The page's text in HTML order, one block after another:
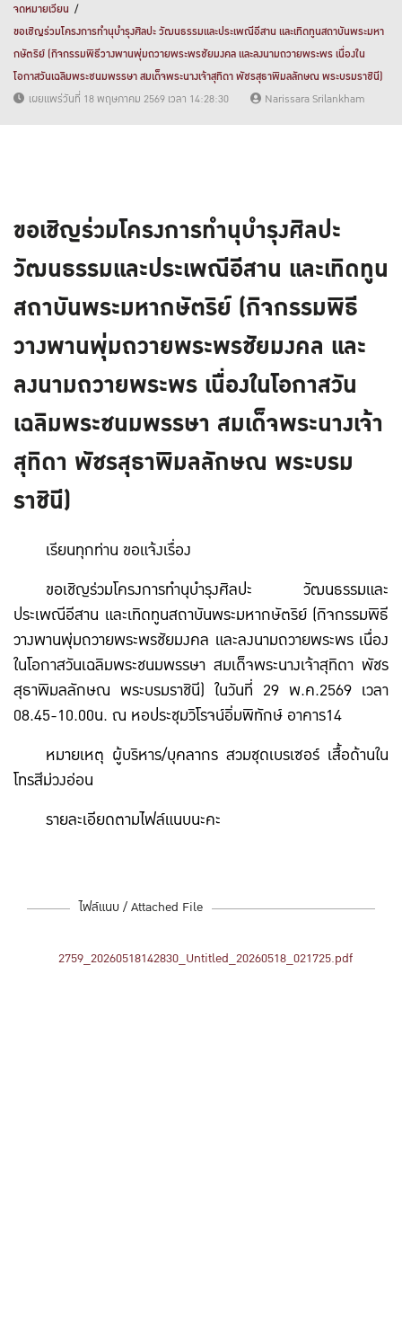
จดหมายเวียน
ขอเชิญร่วมโครงการทำนุบำรุงศิลปะ วัฒนธรรมและประเพณีอีสาน และเทิดทูนสถาบันพระมหา
กษัตริย์ (กิจกรรมพิธีวางพานพุ่มถวายพระพรชัยมงคล และลงนามถวายพระพร เนื่องใน
โอกาสวันเฉลิมพระชนมพรรษา สมเด็จพระนางเจ้าสุทิดา พัชรสุธาพิมลลักษณ พระบรมราชินี)
เผยแพร่วันที่ 18 พฤษภาคม 2569 เวลา 14:28:30
Narissara Srilankham
ขอเชิญร่วมโครงการทำนุบำรุงศิลปะ
วัฒนธรรมและประเพณีอีสาน และเทิดทูน
สถาบันพระมหากษัตริย์ (กิจกรรมพิธี
วางพานพุ่มถวายพระพรชัยมงคล และ
ลงนามถวายพระพร เนื่องในโอกาสวัน
เฉลิมพระชนมพรรษา สมเด็จพระนางเจ้า
สุทิดา พัชรสุธาพิมลลักษณ พระบรม
ราชินี)
เรียนทุกท่าน ขอแจ้งเรื่อง
ขอเชิญร่วมโครงการทำนุบำรุงศิลปะ วัฒนธรรมและ
ประเพณีอีสาน และเทิดทูนสถาบันพระมหากษัตริย์ (กิจกรรมพิธี
วางพานพุ่มถวายพระพรชัยมงคล และลงนามถวายพระพร เนื่อง
ในโอกาสวันเฉลิมพระชนมพรรษา สมเด็จพระนางเจ้าสุทิดา พัชร
สุธาพิมลลักษณ พระบรมราชินี) ในวันที่ 29 พ.ค.2569 เวลา
08.45-10.00น. ณ หอประชุมวิโรจน์อิ่มพิทักษ์ อาคาร14
หมายเหตุ ผู้บริหาร/บุคลากร สวมชุดเบรเซอร์ เสื้อด้านใน
โทรสีม่วงอ่อน
รายละเอียดตามไฟล์แนบนะคะ
ไฟล์แนบ / Attached File
2759_20260518142830_Untitled_20260518_021725.pdf